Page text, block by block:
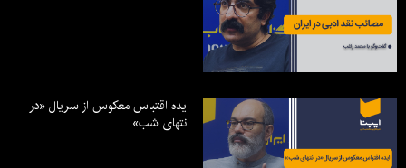
ایده اقتباس معکوس از سریال «در
انتهای شب»